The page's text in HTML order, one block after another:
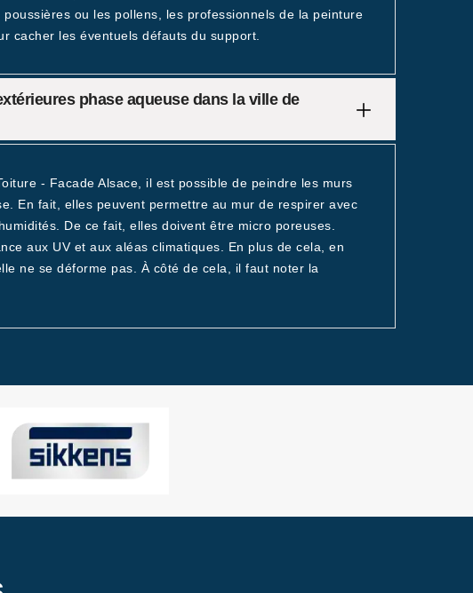
ou les pollens, les professionnels de la peinture
cacher les éventuels défauts du support.
phase aqueuse dans la ville de
- Facade Alsace, il est possible de peindre les murs
En fait, elles peuvent permettre au mur de respirer avec
De ce fait, elles doivent être micro poreuses.
aux UV et aux aléas climatiques. En plus de cela, en
ne se déforme pas. À côté de cela, il faut noter la